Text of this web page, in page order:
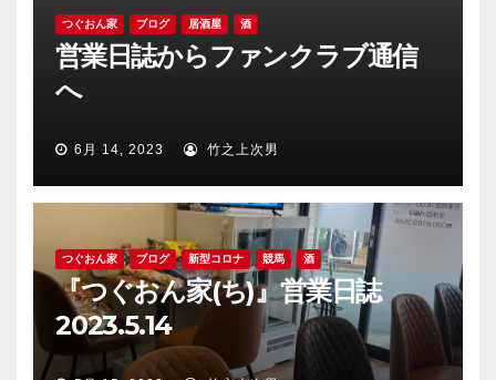
つぐおん家 ブログ 居酒屋 酒
営業日誌からファンクラブ通信
へ
6月 14, 2023 竹之上次男
つぐおん家 ブログ 新型コロナ 競馬 酒
『つぐおん家(ち)』営業日誌
2023.5.14